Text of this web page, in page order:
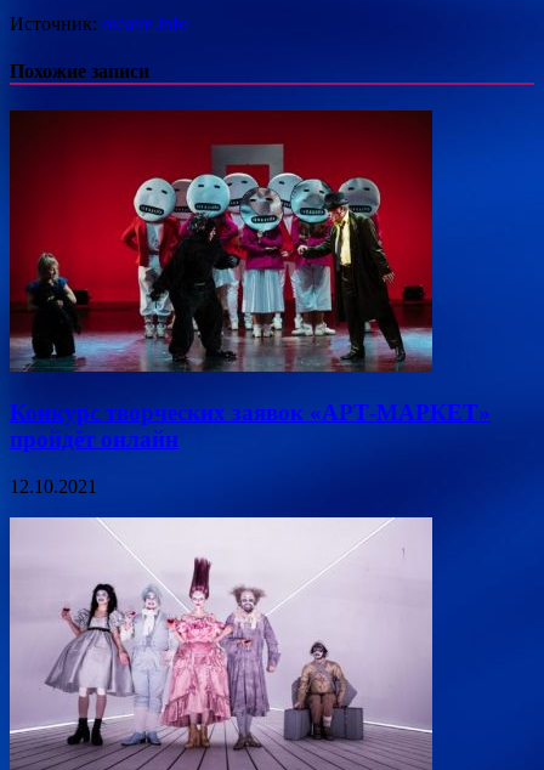
Источник: oteatre.info
Похожие записи
Конкурс творческих заявок «АРТ-МАРКЕТ»
пройдёт онлайн
12.10.2021